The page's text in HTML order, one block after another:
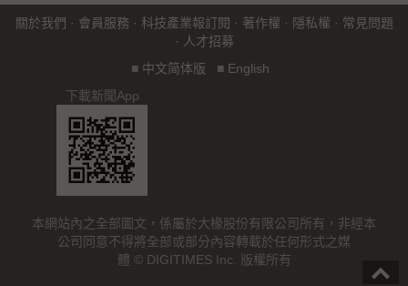
關於我們 · 會員服務 · 科技產業報訂閱 · 著作權 · 隱私權 · 常見問題
· 人才招募
■ 中文简体版 ■ English
下載新聞App
本網站內之全部圖文，係屬於大椽股份有限公司所有，非經本
公司同意不得將全部或部分內容轉載於任何形式之媒
體 © DIGITIMES Inc. 版權所有